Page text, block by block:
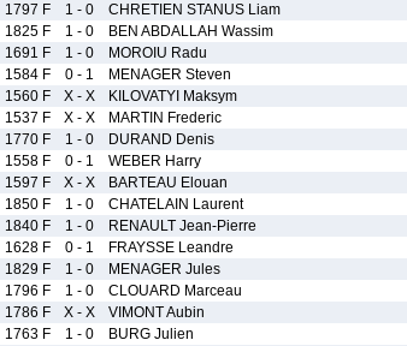
1797 F 1 - 0 CHRETIEN STANUS Liam
1825 F 1 - 0 BEN ABDALLAH Wassim
1691 F 1 - 0 MOROIU Radu
1584 F 0 - 1 MENAGER Steven
1560 F X - X KILOVATYI Maksym
1537 F X - X MARTIN Frederic
1770 F 1 - 0 DURAND Denis
1558 F 0 - 1 WEBER Harry
1597 F X - X BARTEAU Elouan
1850 F 1 - 0 CHATELAIN Laurent
1840 F 1 - 0 RENAULT Jean-Pierre
1628 F 0 - 1 FRAYSSE Leandre
1829 F 1 - 0 MENAGER Jules
1796 F 1 - 0 CLOUARD Marceau
1786 F X - X VIMONT Aubin
1763 F 1 - 0 BURG Julien